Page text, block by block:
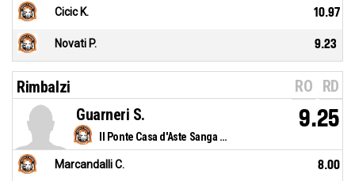
Cicic K. 10.97
Novati P. 9.23
Rimbalzi RO RD
Il Ponte Casa d'Aste Sanga Milano
Guarneri S. 9.25
Marcandalli C. 8.00